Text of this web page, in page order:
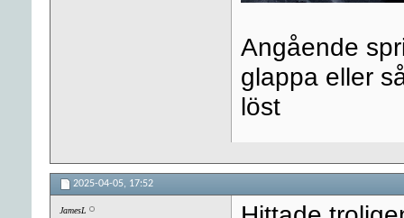
Angående
glappa eller
löst
2025-04-05, 17:52
JamesL